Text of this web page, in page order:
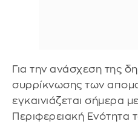
Για την ανάσχεση της
συρρίκνωσης των
εγκαινιάζεται σήμερα
Περιφερειακή Ενότητα